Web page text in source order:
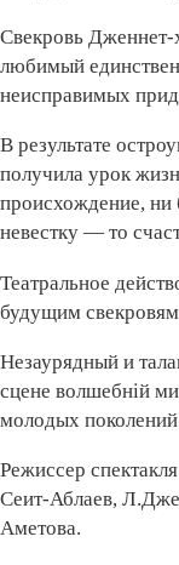
Свекровь Дженнет-
любимый
неисправимых
В результате
получила урок
происхождение, ни
невестку — то
Театральное
будущим
Незаурядный и
сцене волшебній
молодых
Режиссер
Сеит-Аблаев,
Аметова.